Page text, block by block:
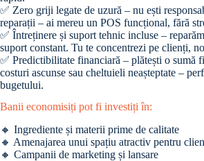
✅ Zero griji legate de uzură – nu ești
reparații – ai mereu un POS funcțional, fără
✅ Întreținere și suport tehnic incluse –
suport constant. Tu te concentrezi pe clienți,
✅ Predictibilitate financiară – plătești o sumă
costuri ascunse sau cheltuieli neașteptate –
bugetului.
Banii economisiți pot fi investiți în:
🔸 Ingrediente și materii prime de calitate
🔸 Amenajarea unui spațiu atractiv pentru
🔸 Campanii de marketing și lansare